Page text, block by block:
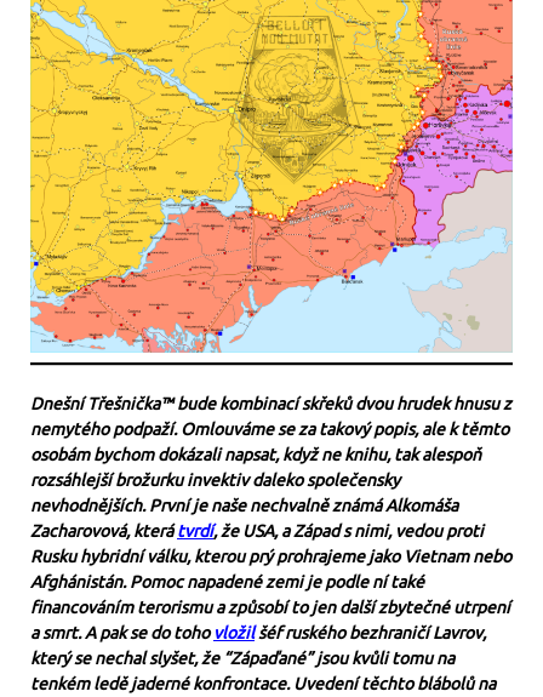
Dnešní Třešnička™ bude kombinací skřeků dvou hrudek hnusu z
nemytého podpaží. Omlouváme se za takový popis, ale k těmto
osobám bychom dokázali napsat, když ne knihu, tak alespoň
rozsáhlejší brožurku invektiv daleko společensky
nevhodnějších. První je naše nechvalně známá Alkomáša
Zacharovová, kterátvrdí, že USA, a Západ s nimi, vedou proti
Rusku hybridní válku, kterou prý prohrajeme jako Vietnam nebo
Afghánistán. Pomoc napadené zemi je podle ní také
financováním terorismu a způsobí to jen další zbytečné utrpení
a smrt. A pak se do tohovložilšéf ruského bezhraničí Lavrov,
který se nechal slyšet, že “Zápaďané” jsou kvůli tomu na
tenkém ledě jaderné konfrontace. Uvedení těchto blábolů na